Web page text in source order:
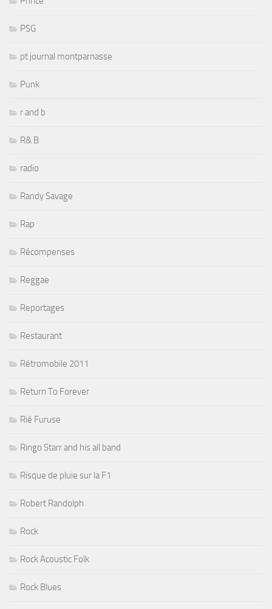
PSG
pt journal montparnasse
Punk
r and b
R& B
radio
Randy Savage
Rap
Récompenses
Reggae
Reportages
Restaurant
Rétromobile 2011
Return To Forever
Rié Furuse
Ringo Starr and his all band
Risque de pluie sur la F1
Robert Randolph
Rock
Rock Acoustic Folk
Rock Blues